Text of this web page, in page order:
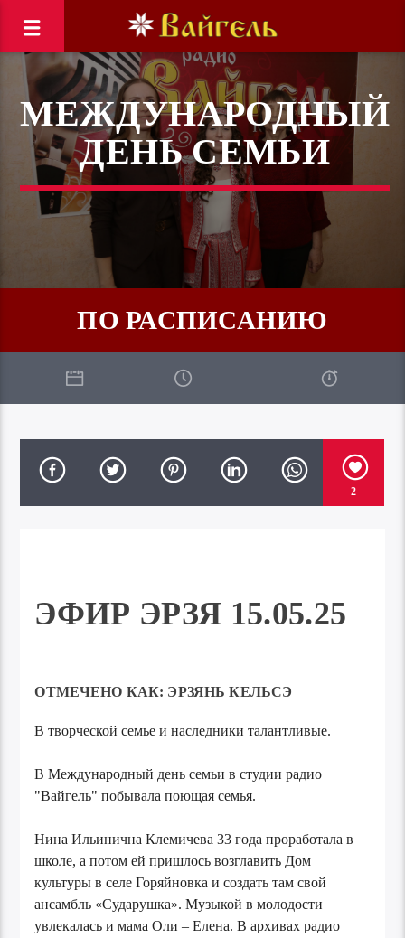
МЕЖДУНАРОДНЫЙ
ДЕНЬ СЕМЬИ
ПО РАСПИСАНИЮ
2
ЭФИР ЭРЗЯ 15.05.25
ОТМЕЧЕНО КАК: ЭРЗЯНЬ КЕЛЬСЭ
В творческой семье и наследники талантливые.
В Международный день семьи в студии радио
"Вайгель" побывала поющая семья.
Нина Ильинична Клемичева 33 года проработала в
школе, а потом ей пришлось возглавить Дом
культуры в селе Горяйновка и создать там свой
ансамбль «Сударушка». Музыкой в молодости
увлекалась и мама Оли – Елена. В архивах радио